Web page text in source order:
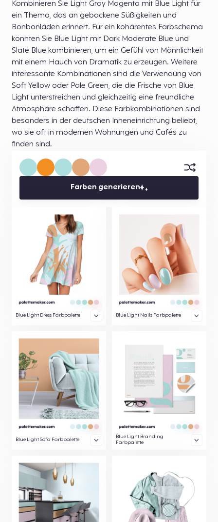
Kombinieren Sie Light Gray Magenta mit Blue Light für
ein Thema, das an gebackene Süßigkeiten und
Bonbonläden erinnert. Für ein kohärentes Farbschema
könnten Sie Blue Light mit Dark Moderate Blue und
Slate Blue kombinieren, um ein Gefühl von Männlichkeit
mit einem Hauch von Dramatik zu erzeugen. Weitere
interessante Kombinationen sind die Verwendung von
Soft Yellow oder Pale Green, die die Frische von Blue
Light unterstreichen und gleichzeitig eine freundliche
Atmosphäre schaffen. Diese Farbkombinationen sind
besonders in der deutschen Inneneinrichtung beliebt,
wo sie oft in modernen Wohnungen und Cafés zu
finden sind.
Farben generieren
Blue Light Dress Farbpalette Blue Light Nails Farbpalette
Blue Light Sofa Farbpalette
Blue Light Branding
Farbpalette